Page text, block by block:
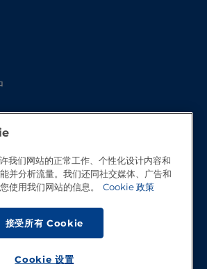
我们网站的正常工作、个性化设计内容和
并分析流量。我们还同社交媒体、广告和
使用我们网站的信息。
Cookie 政策
接受所有 Cookie
Cookie 设置